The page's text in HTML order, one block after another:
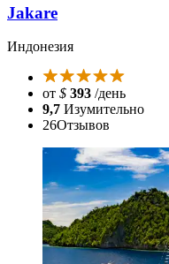
Jakare
Индонезия
от $ 393 /день
9,7 Изумительно
26Отзывов